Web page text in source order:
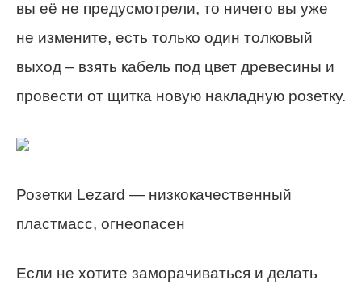
вы её не предусмотрели, то ничего вы уже
не измените, есть только один толковый
выход – взять кабель под цвет древесины и
провести от щитка новую накладную розетку.
Розетки Lezard — низкокачественный
пластмасс, огнеопасен
Если не хотите заморачиваться и делать